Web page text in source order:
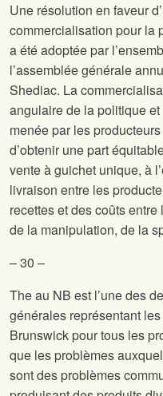
Une résolution en faveur
commercialisation pour la
a été adoptée par
l’assemblée générale
Shediac. La
angulaire de la politique
menée par les
d’obtenir une part
vente à guichet unique, à
livraison entre les
recettes et des coûts
de la manipulation, de la
– 30 –
Theau NB est l’une des
générales représentant
Brunswick pour tous les
que les problèmes
sont des problèmes